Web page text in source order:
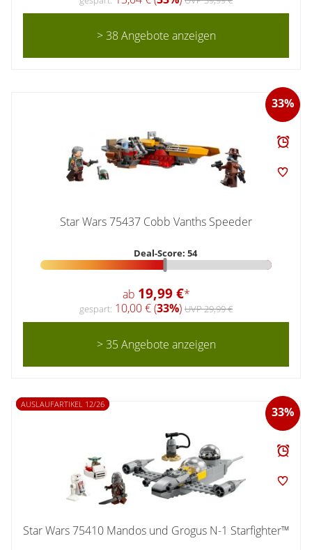
> 38 Angebote anzeigen
33%
Star Wars 75437 Cobb Vanths Speeder
Deal-Score: 54
ab 19,99 €*
gespart: 10,00 € (33%) UVP 29,99 €
> 35 Angebote anzeigen
33%
AUSLAUFARTIKEL 12/26
Star Wars 75410 Mandos und Grogus N-1 Starfighter™